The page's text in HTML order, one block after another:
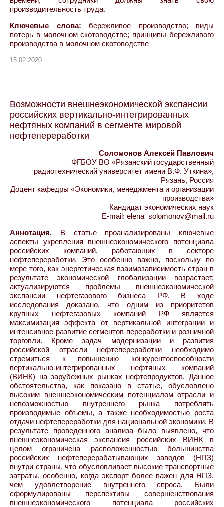
производительность труда.
Ключевые слова: бережливое производство; виды
потерь в молочном скотоводстве; принципы бережливого
производства в молочном скотоводстве
15.02.2020
Возможности внешнеэкономической экспансии
российских вертикально-интегрированных
нефтяных компаний в сегменте мировой
нефтепереработки
Соломонов Алексей Павлович
ФГБОУ ВО «Рязанский государственный
радиотехнический университет имени В.Ф. Уткина»,
Рязань, Россия
Доцент кафедры «Экономики, менеджмента и организации
производства»
Кандидат экономических наук
E-mail: elena_solomonov@mail.ru
Аннотация. В статье проанализированы ключевые
аспекты укрепления внешнеэкономического потенциала
российских компаний, работающих в секторе
нефтепереработки. Это особенно важно, поскольку по
мере того, как энергетическая взаимозависимость стран в
результате экономической глобализации возрастает,
актуализируются проблемы внешнеэкономической
экспансии нефтегазового бизнеса РФ. В ходе
исследования доказано, что одним из приоритетов
крупных нефтегазовых компаний РФ является
максимизация эффекта от вертикальной интеграции и
интенсивное развитие сегментов переработки и розничной
торговли. Кроме задач модернизации и развития
российской отрасли нефтепереработки необходимо
стремиться к повышению конкурентоспособности
вертикально-интегрированных нефтяных компаний
(ВИНК) на зарубежных рынках нефтепродуктов, Данное
обстоятельства, как показано в статье, обусловлено
высоким внешнеэкономическим потенциалом отрасли и
невозможностью внутреннего рынка потреблять
производимые объемы, а также необходимостью роста
отдачи нефтепереработки для национальной экономики. В
результате проведенного анализа было выявлено, что
внешнеэкономическая экспансия российских ВИНК в
целом ограничена расположенностью большинства
российских нефтеперерабатывающих заводов (НПЗ)
внутри страны, что обусловливает высокие транспортные
затраты, особенно, когда экспорт более важен для НПЗ,
чем удовлетворение внутреннего спроса. Были
сформулированы перспективы совершенствования
внешнеэкономического потенциала российских